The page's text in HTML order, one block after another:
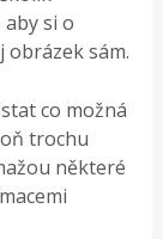
si o
obrázek sám.
co možná
trochu
některé